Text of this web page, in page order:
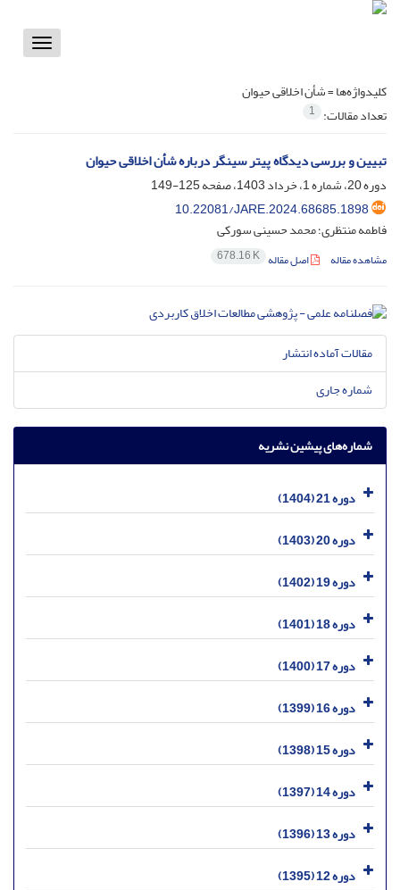
Toggle
کلیدواژه‌ها =شأن اخلاقی حیوان
تعداد مقالات: 1
تبیین و بررسی دیدگاه پیتر سینگر درباره شأن اخلاقی حیوان
دوره 20، شماره 1، خرداد 1403، صفحه
125-149
10.22081/JARE.2024.68685.1898
فاطمه منتظری؛ محمد حسینی سورکی
مشاهده مقاله اصل مقاله 678.16 K
مقالات آماده انتشار
شماره جاری
شماره‌های پیشین نشریه
دوره 21 (1404)
دوره 20 (1403)
دوره 19 (1402)
دوره 18 (1401)
دوره 17 (1400)
دوره 16 (1399)
دوره 15 (1398)
دوره 14 (1397)
دوره 13 (1396)
دوره 12 (1395)